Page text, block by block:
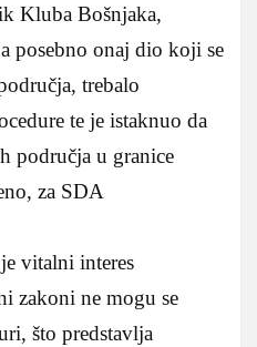
Kluba Bošnjaka,
posebno onaj dio koji se
trebalo
te je istaknuo da
područja u granice
za SDA
vitalni interes
zakoni ne mogu se
što predstavlja